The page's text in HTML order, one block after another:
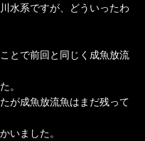
水系ですが、どういったわ
とで前回と同じく成魚放流
。
が成魚放流魚はまだ残って
いました。